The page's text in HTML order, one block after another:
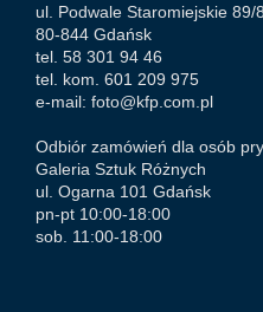
ul. Podwale Staromiejskie 89/8
80-844 Gdańsk
tel. 58 301 94 46
tel. kom. 601 209 975
e-mail: foto@kfp.com.pl
Odbiór zamówień dla osób
Galeria Sztuk Różnych
ul. Ogarna 101 Gdańsk
pn-pt 10:00-18:00
sob. 11:00-18:00